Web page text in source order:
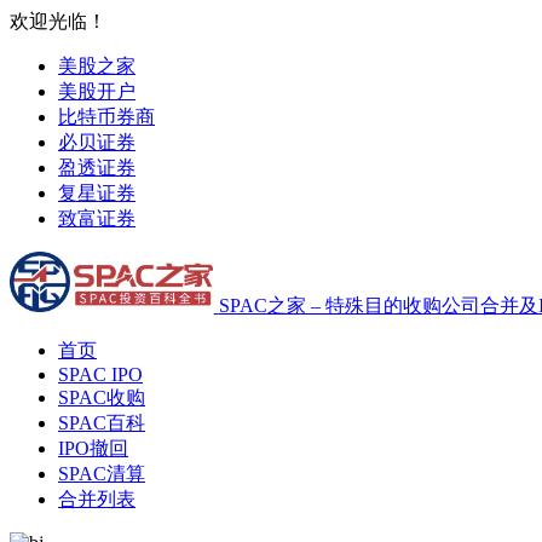
欢迎光临！
美股之家
美股开户
比特币券商
必贝证券
盈透证券
复星证券
致富证券
SPAC之家 – 特殊目的收购公司合并
首页
SPAC IPO
SPAC收购
SPAC百科
IPO撤回
SPAC清算
合并列表